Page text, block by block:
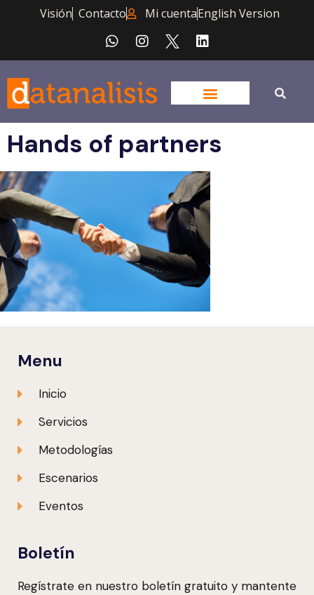
Visión Contacto Mi cuentaEnglish Version
Hands of partners
Menu
Inicio
Servicios
Metodologías
Escenarios
Eventos
Boletín
Regístrate en nuestro boletín gratuito y mantente